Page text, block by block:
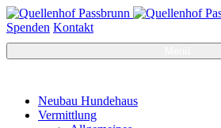
Spenden Kontakt
Neubau Hundehaus
Vermittlung